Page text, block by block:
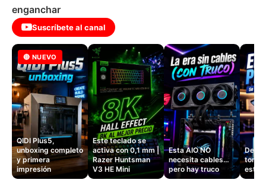
enganchar
Suscríbete al canal
🔴 NUEVO
QIDI Plus5,
unboxing completo
y primera
impresión
Este teclado se
activa con 0,1 mm |
Razer Huntsman
V3 HE Mini
Esta AIO NO
necesita cables…
pero hay truco
Dejé
este